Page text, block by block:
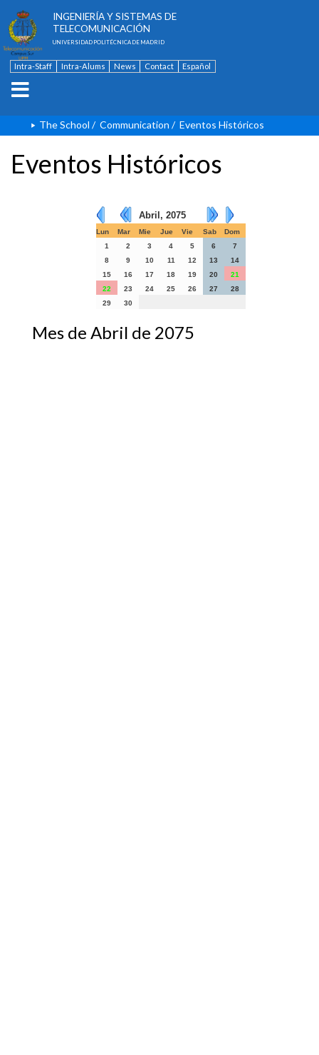
INGENIERÍA Y SISTEMAS DE
TELECOMUNICACIÓN
UNIVERSIDAD POLITÉCNICA DE MADRID
Intra-Staff Intra-Alums News Contact Español
The School / Communication / Eventos Históricos
Eventos Históricos
Abril, 2075
Lun Mar Mie Jue Vie Sab
Dom
1
2 3 4 5 6
7
8
9 10 11 12 13
14
15
16 17 18 19 20
21
22
23 24 25 26 27
28
29
30
Mes de Abril de 2075